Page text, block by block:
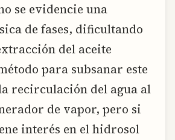
se evidencie una
de fases, dificultando
del aceite
para subsanar este
recirculación del agua al
de vapor, pero si
interés en el hidrosol